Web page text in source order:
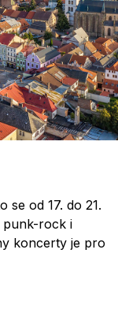
se od 17. do 21.
rock i
koncerty je pro